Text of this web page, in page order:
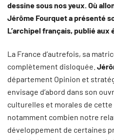
dessine sous nos yeux. Où
Jérôme Fourquet a présenté
L’archipel français, publié aux
La France d’autrefois, sa
complètement disloquée.
département Opinion et
envisage d’abord dans son
culturelles et morales de
notamment combien notre
développement de certaines